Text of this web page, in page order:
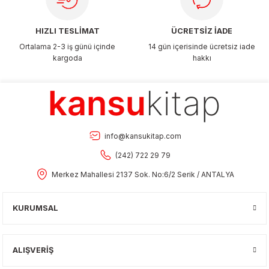
HIZLI TESLİMAT
Ortalama 2-3 iş günü içinde
kargoda
ÜCRETSİZ İADE
14 gün içerisinde ücretsiz iade
hakkı
info@kansukitap.com
(242) 722 29 79
Merkez Mahallesi 2137 Sok. No:6/2 Serik / ANTALYA
KURUMSAL
ALIŞVERİŞ